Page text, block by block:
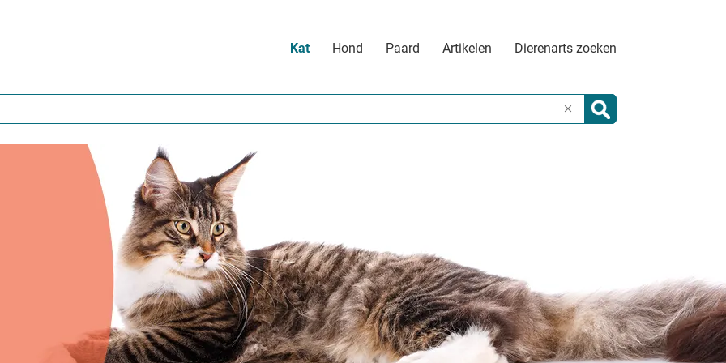
Main
navigation
Kat Hond Paard Artikelen Dierenarts zoeken
X